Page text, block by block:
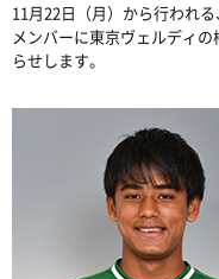
11月22日（月）から行われ
メンバーに東京ヴェルディ
らせします。